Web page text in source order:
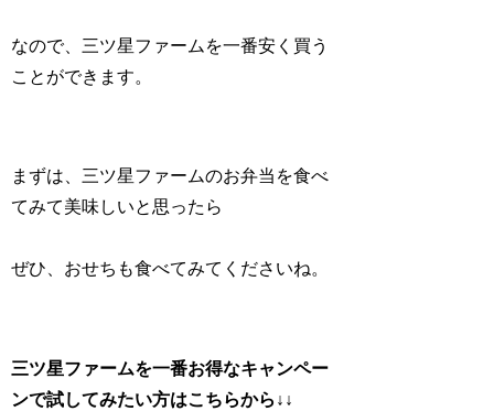
なので、三ツ星ファームを一番安く買う
ことができます。
まずは、三ツ星ファームのお弁当を食べ
てみて美味しいと思ったら
ぜひ、おせちも食べてみてくださいね。
三ツ星ファームを一番お得なキャンペー
ンで試してみたい方はこちらから↓↓